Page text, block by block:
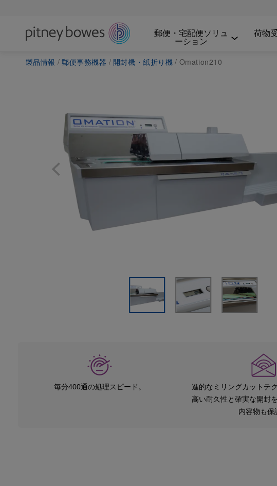
郵便・宅配便ソリュ
ーション
荷物
製品情報 郵便事務機器 開封機・紙折り機 Omation210
毎分400通の処理スピード。
進的なミリングカットテ
高い耐久性と確実な開封
内容物も保